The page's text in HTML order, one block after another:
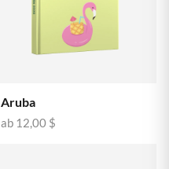
Aruba
ab 12,00 $